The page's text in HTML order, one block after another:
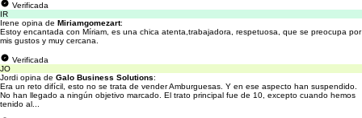
Verificada
IR
Irene opina de Miriamgomezart:
Estoy encantada con Míriam, es una chica atenta,trabajadora, respetuosa, que se preocupa por
mis gustos y muy cercana.
Verificada
JO
Jordi opina de Galo Business Solutions:
Era un reto difícil, esto no se trata de vender Amburguesas. Y en ese aspecto han suspendido.
No han llegado a ningún objetivo marcado. El trato principal fue de 10, excepto cuando hemos
tenido al...